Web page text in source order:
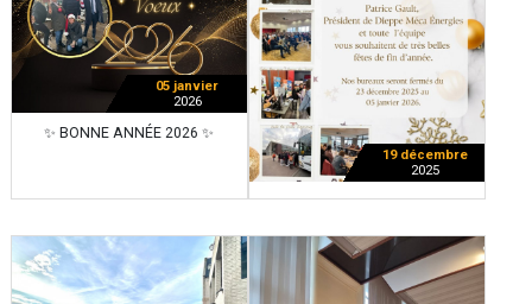
05 janvier
2026
✨ BONNE ANNÉE 2026 ✨
19 décembre
2025